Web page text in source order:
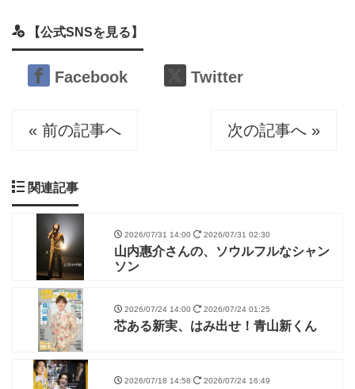
【公式SNSを見る】
Facebook Twitter
« 前の記事へ 次の記事へ »
関連記事
2026/07/31 14:00 2026/07/31 02:30
山内惠介さんの、ソウルフルなシャン
ソン
2026/07/24 14:00 2026/07/24 01:25
芯ある新実、はみ出せ！青山新くん
2026/07/18 14:58 2026/07/24 16:49